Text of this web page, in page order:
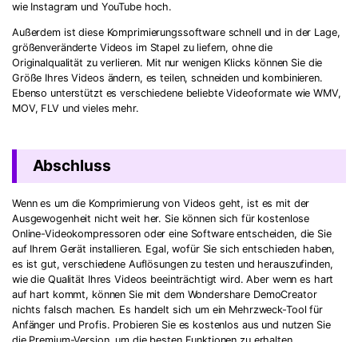
wie Instagram und YouTube hoch.
Außerdem ist diese Komprimierungssoftware schnell und in der Lage,
größenveränderte Videos im Stapel zu liefern, ohne die
Originalqualität zu verlieren. Mit nur wenigen Klicks können Sie die
Größe Ihres Videos ändern, es teilen, schneiden und kombinieren.
Ebenso unterstützt es verschiedene beliebte Videoformate wie WMV,
MOV, FLV und vieles mehr.
Abschluss
Wenn es um die Komprimierung von Videos geht, ist es mit der
Ausgewogenheit nicht weit her. Sie können sich für kostenlose
Online-Videokompressoren oder eine Software entscheiden, die Sie
auf Ihrem Gerät installieren. Egal, wofür Sie sich entschieden haben,
es ist gut, verschiedene Auflösungen zu testen und herauszufinden,
wie die Qualität Ihres Videos beeinträchtigt wird. Aber wenn es hart
auf hart kommt, können Sie mit dem Wondershare DemoCreator
nichts falsch machen. Es handelt sich um ein Mehrzweck-Tool für
Anfänger und Profis. Probieren Sie es kostenlos aus und nutzen Sie